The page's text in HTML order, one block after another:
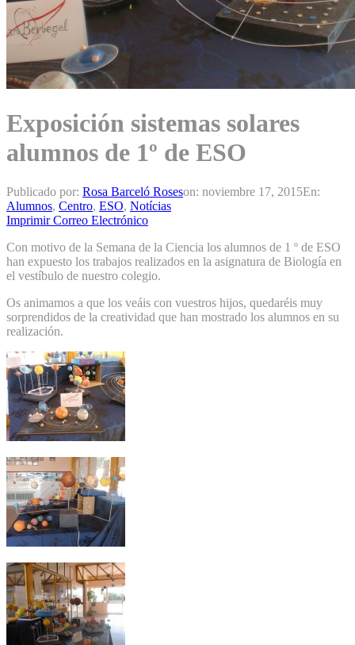
Exposición sistemas solares
alumnos de 1º de ESO
Publicado por: Rosa Barceló Roseson: noviembre 17, 2015En:
Alumnos, Centro, ESO, Notícias
Imprimir Correo Electrónico
Con motivo de la Semana de la Ciencia los alumnos de 1 º de ESO
han expuesto los trabajos realizados en la asignatura de Biología en
el vestíbulo de nuestro colegio.
Os animamos a que los veáis con vuestros hijos, quedaréis muy
sorprendidos de la creatividad que han mostrado los alumnos en su
realización.